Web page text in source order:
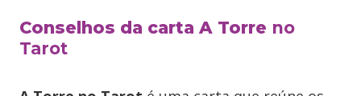
Conselhos da carta A Torre no
Tarot